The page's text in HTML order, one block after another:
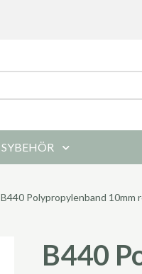
SYBEHÖR
B440 Polypropylenband 10mm
B440